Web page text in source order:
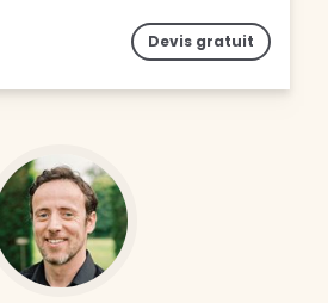
Devis gratuit